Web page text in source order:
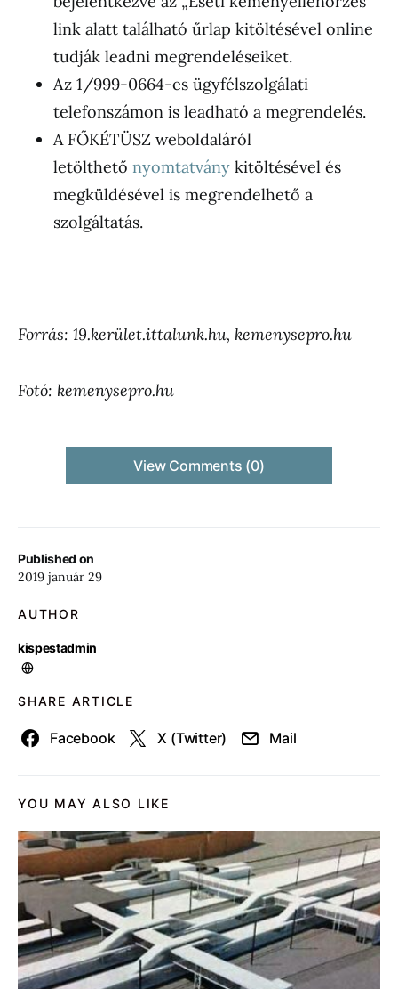
Published on
2019 január 29
AUTHOR
kispestadmin
SHARE ARTICLE
Facebook X (Twitter) Mail
link alatt található űrlap kitöltésével online
tudják leadni megrendeléseiket.
Az 1/999-0664-es ügyfélszolgálati
telefonszámon is leadható a megrendelés.
A FŐKÉTÜSZ weboldaláról
letölthető nyomtatvány kitöltésével és
megküldésével is megrendelhető a
szolgáltatás.
Forrás: 19.kerület.ittalunk.hu, kemenysepro.hu
Fotó: kemenysepro.hu
View Comments (0)
YOU MAY ALSO LIKE